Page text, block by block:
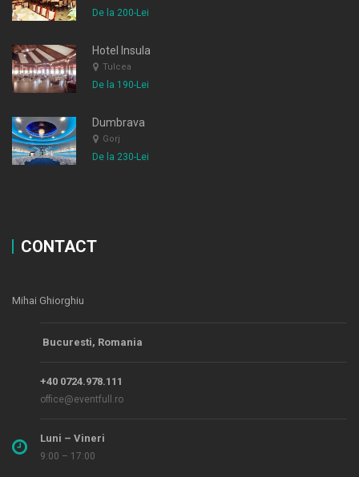
De la 200-Lei
Hotel Insula
Tulcea
De la 190-Lei
Dumbrava
Gorj
De la 230-Lei
CONTACT
Mihai Ghiorghiu
Bucuresti, Romania
+40 0724.978.111
office@eventfull.ro
Luni – Vineri
9:00 – 17:00